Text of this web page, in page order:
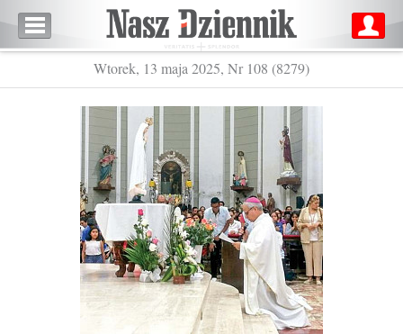
Wtorek, 13 maja 2025, Nr 108 (8279)